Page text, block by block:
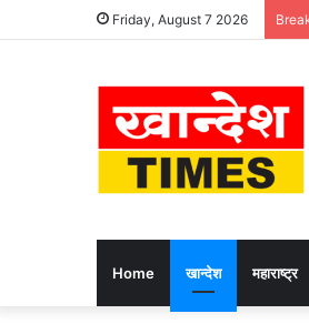
Friday, August 7 2026
Home खान्देश महाराष्ट्र